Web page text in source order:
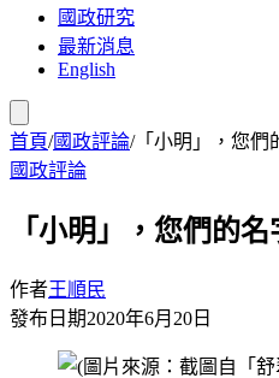
國政研究
最新消息
English
首頁/國政評論/「小明」，您們
國政評論
「小明」，您們的名
作者王順民
發布日期2020年6月20日